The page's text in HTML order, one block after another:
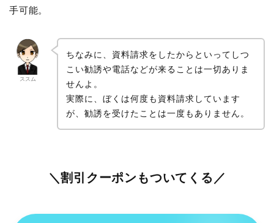
手可能。
ススム
ちなみに、資料請求をしたからといってしつ
こい勧誘や電話などが来ることは一切ありま
せんよ。
実際に、ぼくは何度も資料請求しています
が、勧誘を受けたことは一度もありません。
＼割引クーポンもついてくる／